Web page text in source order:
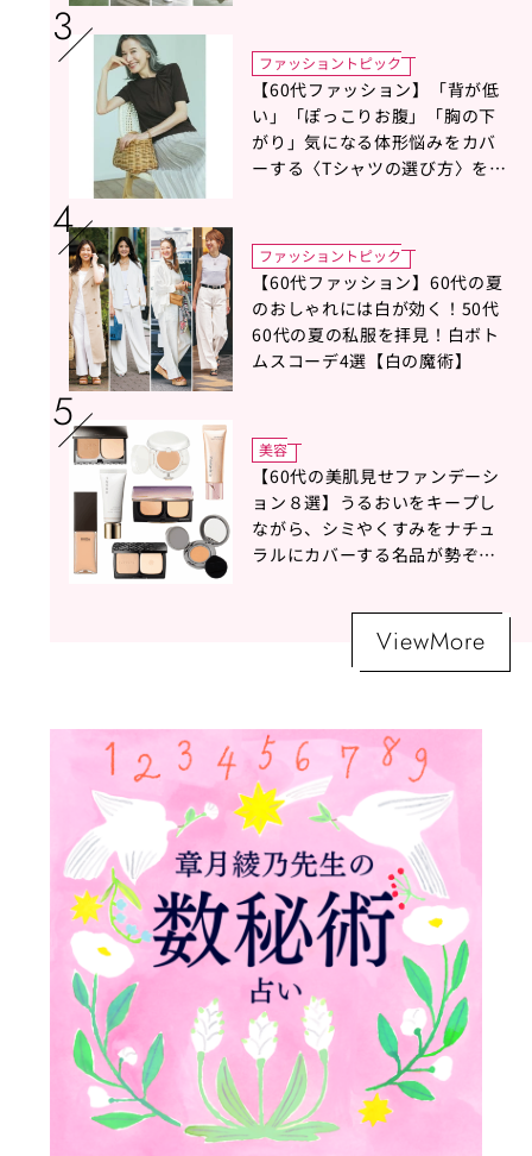
ファッショントピック
【60代ファッション】「背が低
い」「ぽっこりお腹」「胸の下
がり」気になる体形悩みをカバ
ーする〈Tシャツの選び方〉をス
ファッショントピック
【60代ファッション】60代の夏
のおしゃれには白が効く！50代
60代の夏の私服を拝見！白ボト
ムスコーデ4選【白の魔術】
美容
【60代の美肌見せファンデーシ
ョン８選】うるおいをキープし
ながら、シミやくすみをナチュ
ラルにカバーする名品が勢ぞろ
ViewMore